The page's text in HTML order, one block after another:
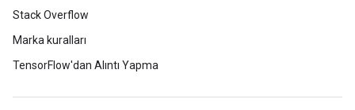
Stack Overflow
Marka kuralları
TensorFlow'dan Alıntı Yapma